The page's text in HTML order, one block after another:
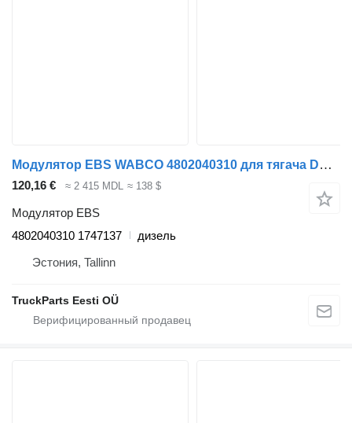
Модулятор EBS WABCO 4802040310 для тягача DAF XF106 (2014-)
120,16 € ≈ 2 415 MDL ≈ 138 $
Модулятор EBS
4802040310 1747137
дизель
Эстония, Tallinn
TruckParts Eesti OÜ